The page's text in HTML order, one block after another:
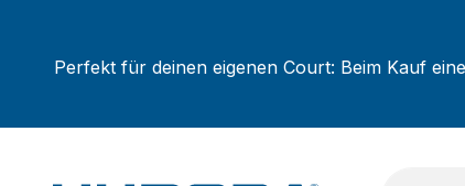
Perfekt für deinen eigenen Court: Beim Kauf